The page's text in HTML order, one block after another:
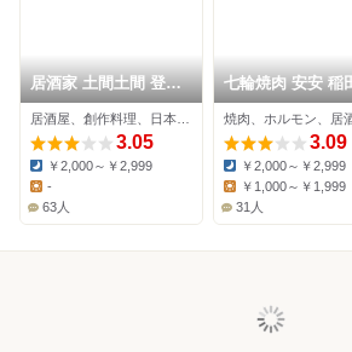
居酒家 土間土間 登戸
店
3.05
Dinner:
￥2,000～￥2,999
Lunch:
-
63人
七輪焼肉 安安 稲
店
焼肉、ホルモン、居
3.09
Dinner:
￥2,000～￥2,999
Lunch:
￥1,000～￥1,999
31人